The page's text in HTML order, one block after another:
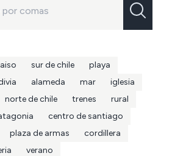
sur de chile
playa
alameda mar
iglesia
norte de chile trenes
rural
centro de santiago
plaza de armas
cordillera
verano